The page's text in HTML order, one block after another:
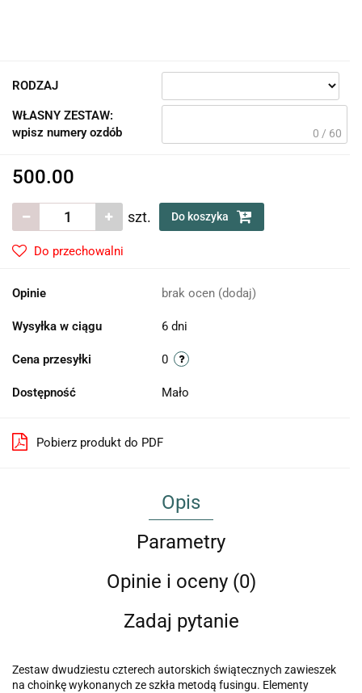
RODZAJ
WŁASNY ZESTAW:
wpisz numery ozdób
0 / 60
500.00
szt. Do koszyka
Do przechowalni
Opinie brak ocen (dodaj)
Wysyłka w ciągu 6 dni
Cena przesyłki 0
Dostępność Mało
Pobierz produkt do PDF
Opis
Parametry
Opinie i oceny (0)
Zadaj pytanie
Zestaw dwudziestu czterech autorskich świątecznych zawieszek
na choinkę wykonanych ze szkła metodą fusingu. Elementy